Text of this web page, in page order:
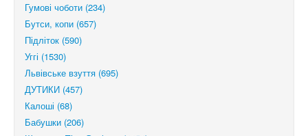
Гумові чоботи (234)
Бутси, копи (657)
Підліток (590)
Уггі (1530)
Львівське взуття (695)
ДУТИКИ (457)
Калоші (68)
Бабушки (206)